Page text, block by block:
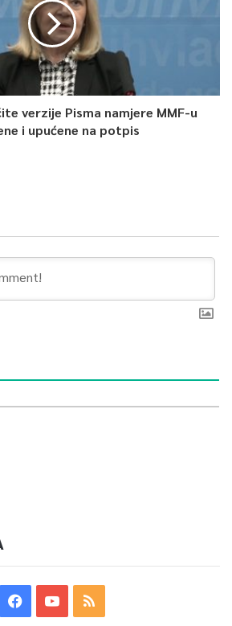
verzije Pisma namjere MMF-u
i upućene na potpis